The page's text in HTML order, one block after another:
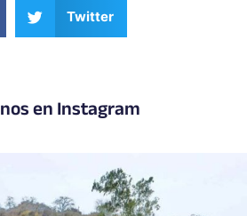
Twitter
en Instagram